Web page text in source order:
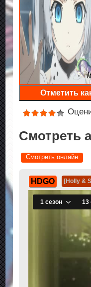
Отметить
Смотреть
Смотреть онлайн
HDGO [Holly &